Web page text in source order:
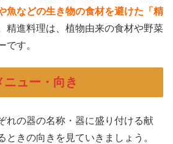
魚などの生き物の食材を避けた「精
精進料理は、植物由来の食材や野菜
です。
ュー・向き
れの器の名称・器に盛り付ける献
ときの向きを見ていきましょう。